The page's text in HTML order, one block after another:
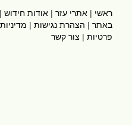
ראשי|אתרי עזר|אודות חידוש|
באתר|הצהרת נגישות|מדיניות
פרטיות|צור קשר